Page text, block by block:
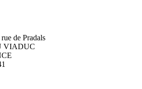
de Pradals
VIADUC